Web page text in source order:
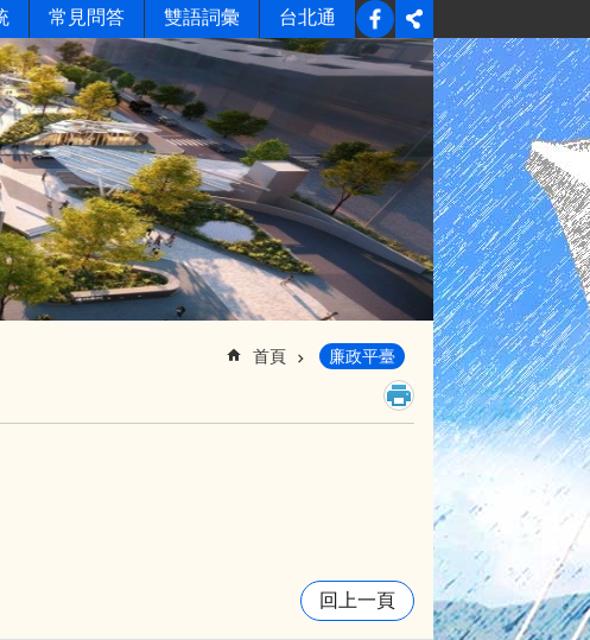
常見問答 雙語詞彙 台北通
首頁 廉政平臺
回上一頁